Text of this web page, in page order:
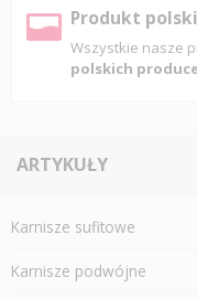
Produkt polski
Wszystkie nasze
polskich
ARTYKUŁY
Karnisze sufitowe
Karnisze podwójne